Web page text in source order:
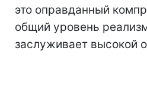
это оправданный
общий уровень
заслуживает высокой